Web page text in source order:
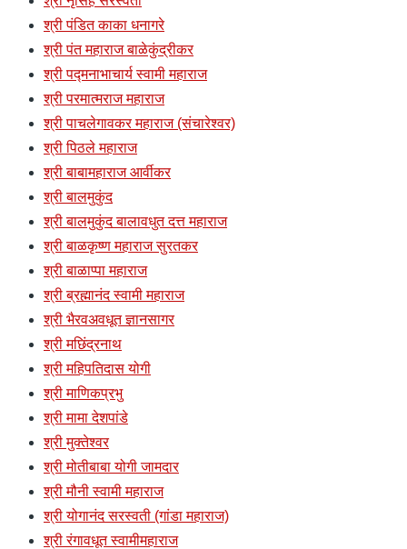
श्री पंडित काका धनागरे
श्री पंत महाराज बाळेकुंद्रीकर
श्री पद्मनाभाचार्य स्वामी महाराज
श्री परमात्मराज महाराज
श्री पाचलेगावकर महाराज (संचारेश्वर)
श्री पिठले महाराज
श्री बाबामहाराज आर्वीकर
श्री बालमुकुंद
श्री बालमुकुंद बालावधुत दत्त महाराज
श्री बाळकृष्ण महाराज सुरतकर
श्री बाळाप्पा महाराज
श्री ब्रह्मानंद स्वामी महाराज
श्री भैरवअवधूत ज्ञानसागर
श्री मछिंद्रनाथ
श्री महिपतिदास योगी
श्री माणिकप्रभु
श्री मामा देशपांडे
श्री मुक्तेश्वर
श्री मोतीबाबा योगी जामदार
श्री मौनी स्वामी महाराज
श्री योगानंद सरस्वती (गांडा महाराज)
श्री रंगावधूत स्वामीमहाराज